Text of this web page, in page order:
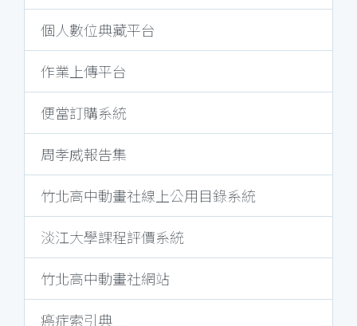
個人數位典藏平台
作業上傳平台
便當訂購系統
周孝威報告集
竹北高中動畫社線上公用目錄系統
淡江大學課程評價系統
竹北高中動畫社網站
癌症索引典